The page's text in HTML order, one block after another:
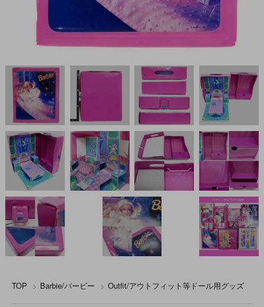
TOP > Barbie/バービー > Outfit/アウトフィット等ドール用グッズ